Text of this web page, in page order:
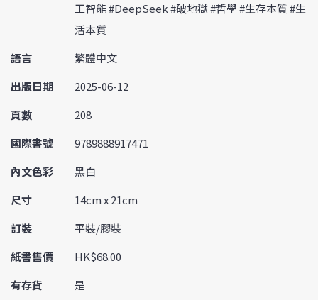
工智能 #DeepSeek #破地獄 #哲學 #生存本質 #生
活本質
語言
繁體中文
出版日期
2025-06-12
頁數
208
國際書號
9789888917471
內文色彩
黑白
尺寸
14cm x 21cm
訂裝
平裝/膠裝
紙書售價
HK$68.00
有存貨
是